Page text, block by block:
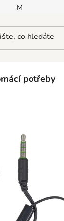
Moje objednávka
potřeby